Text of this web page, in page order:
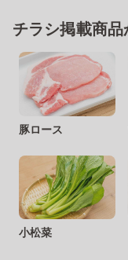
チラシ掲載商
豚ロース
小松菜